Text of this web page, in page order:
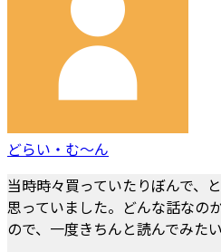
どらい・む～ん
当時時々買っていたりぼんで、
思っていました。どんな話なの
ので、一度きちんと読んでみたい